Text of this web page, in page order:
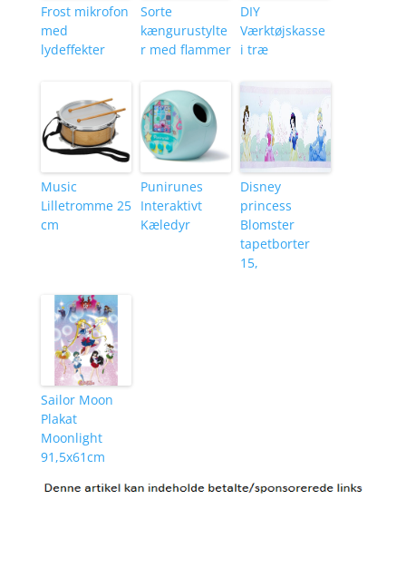
Frost mikrofon
med
lydeffekter
Sorte
kængurustylte
r med flammer
DIY
Værktøjskasse
i træ
Music
Lilletromme 25
cm
Punirunes
Interaktivt
Kæledyr
Disney
princess
Blomster
tapetborter
15,
Sailor Moon
Plakat
Moonlight
91,5x61cm